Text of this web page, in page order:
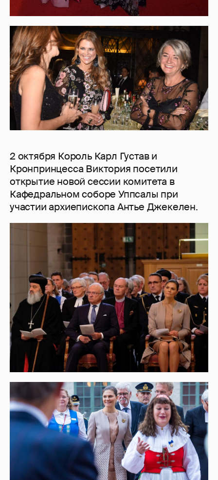
2 октября Король Карл Густав и
Кронпринцесса Виктория посетили
открытие новой сессии комитета в
Кафедральном соборе Уппсалы при
участии архиепископа Антье Джекелен.